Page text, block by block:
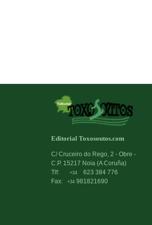
Editorial Toxosoutos.com
C/ Cruceiro do Rego, 2 - Obre -
C.P. 15217 Noia (A Coruña)
Tlf:
+34
623 384 776
Fax:
+34 981821690